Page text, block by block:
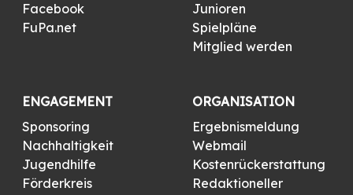
Facebook
FuPa.net
Junioren
Spielpläne
Mitglied werden
ENGAGEMENT
Sponsoring
Nachhaltigkeit
Jugendhilfe
Förderkreis
ORGANISATION
Ergebnismeldung
Webmail
Kostenrückerstattung
Redaktioneller